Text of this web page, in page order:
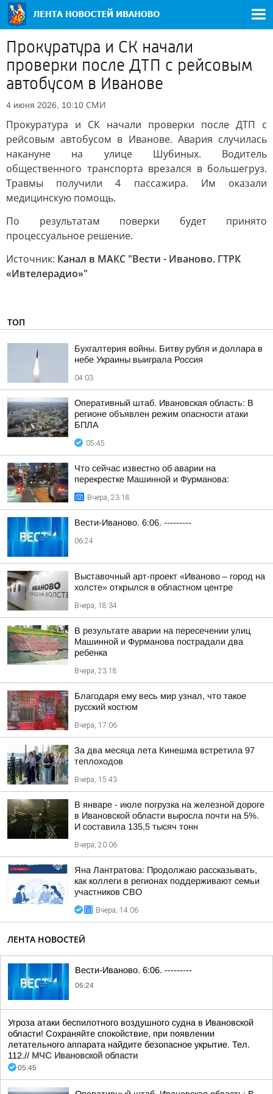
Прокуратура и СК начали
проверки после ДТП с рейсовым
автобусом в Иванове
4 июня 2026, 10:10 СМИ
Прокуратура и СК начали проверки после ДТП с
рейсовым автобусом в Иванове. Авария случилась
накануне на улице Шубиных. Водитель
общественного транспорта врезался в большегруз.
Травмы получили 4 пассажира. Им оказали
медицинскую помощь.
По результатам поверки будет принято
процессуальное решение.
Источник: Канал в МАКС "Вести - Иваново. ГТРК
«Ивтелерадио»"
ТОП
Бухгалтерия войны. Битву рубля и доллара в
небе Украины выиграла Россия
04:03
Оперативный штаб. Ивановская область: В
регионе объявлен режим опасности атаки
БПЛА
05:45
Что сейчас известно об аварии на
перекрестке Машинной и Фурманова:
Вчера, 23:18
Вести-Иваново. 6:06. ---------
06:24
Выставочный арт-проект «Иваново – город на
холсте» открылся в областном центре
Вчера, 18:34
В результате аварии на пересечении улиц
Машинной и Фурманова пострадали два
ребенка
Вчера, 23:18
Благодаря ему весь мир узнал, что такое
русский костюм
Вчера, 17:06
За два месяца лета Кинешма встретила 97
теплоходов
Вчера, 15:43
В январе - июле погрузка на железной дороге
в Ивановской области выросла почти на 5%.
И составила 135,5 тысяч тонн
Вчера, 20:06
Яна Лантратова: Продолжаю рассказывать,
как коллеги в регионах поддерживают семьи
участников СВО
Вчера, 14:06
ЛЕНТА НОВОСТЕЙ
Вести-Иваново. 6:06. ---------
06:24
Угроза атаки беспилотного воздушного судна в Ивановской
области! Сохраняйте спокойствие, при появлении
летательного аппарата найдите безопасное укрытие. Тел.
112.// МЧС Ивановской области
05:45